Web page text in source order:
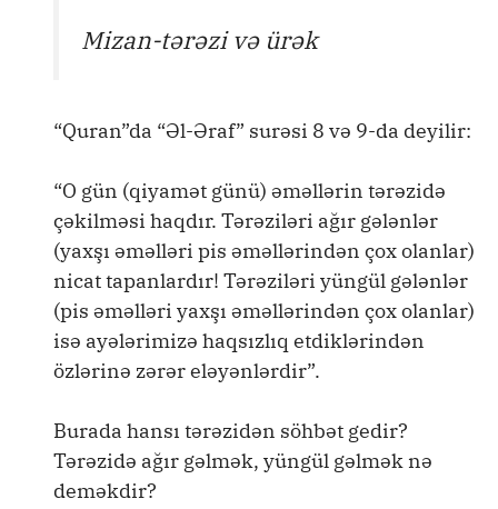
Mizan-tərəzi və ürək
“Quran”da “Əl-Əraf” surəsi 8 və 9-da deyilir:
“O gün (qiyamət günü) əməllərin tərəzidə
çəkilməsi haqdır. Tərəziləri ağır gələnlər
(yaxşı əməlləri pis əməllərindən çox olanlar)
nicat tapanlardır! Tərəziləri yüngül gələnlər
(pis əməlləri yaxşı əməllərindən çox olanlar)
isə ayələrimizə haqsızlıq etdiklərindən
özlərinə zərər eləyənlərdir”.
Burada hansı tərəzidən söhbət gedir?
Tərəzidə ağır gəlmək, yüngül gəlmək nə
deməkdir?